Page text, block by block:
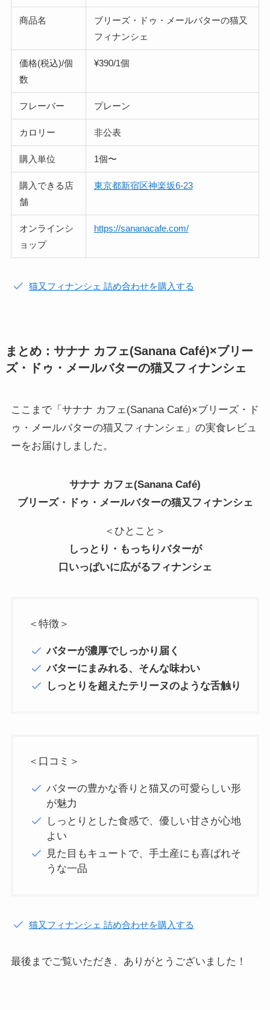
商品名
ブリーズ・ドゥ・メールバターの猫又
フィナンシェ
価格(税込)/個
数
¥390/1個
フレーバー プレーン
カロリー 非公表
購入単位 1個〜
購入できる店
舗
東京都新宿区神楽坂6-23
オンラインシ
ョップ
https://sananacafe.com/
猫又フィナンシェ 詰め合わせを購入する
まとめ：サナナ カフェ(Sanana Café)×ブリー
ズ・ドゥ・メールバターの猫又フィナンシェ
ここまで「サナナ カフェ(Sanana Café)×ブリーズ・ド
ゥ・メールバターの猫又フィナンシェ」の実食レビュ
ーをお届けしました。
サナナ カフェ(Sanana Café)
ブリーズ・ドゥ・メールバターの猫又フィナンシェ
＜ひとこと＞
しっとり・もっちりバターが
口いっぱいに広がるフィナンシェ
＜特徴＞
バターが濃厚でしっかり届く
バターにまみれる、そんな味わい
しっとりを超えたテリーヌのような舌触り
＜口コミ＞
バターの豊かな香りと猫又の可愛らしい形
が魅力
しっとりとした食感で、優しい甘さが心地
よい
見た目もキュートで、手土産にも喜ばれそ
うな一品
猫又フィナンシェ 詰め合わせを購入する
最後までご覧いただき、ありがとうございました！